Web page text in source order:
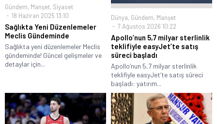
Gündem, Manşet, Siyaset
18 Haziran 2025 13:10
Sağlıkta Yeni Düzenlemeler
Meclis Gündeminde
Sağlıkta yeni düzenlemeler Meclis
gündeminde! Güncel gelişmeler ve
detaylar için...
Dünya, Gündem, Manşet
7 Ağustos 2026 10:22
Apollo’nun 5,7 milyar sterlinlik
teklifiyle easyJet’te satış
süreci başladı
Apollo’nun 5,7 milyar sterlinlik
teklifiyle easyJet’te satış süreci
başladı: yatırım...